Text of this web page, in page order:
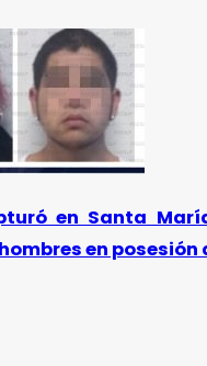
en Santa
en posesión